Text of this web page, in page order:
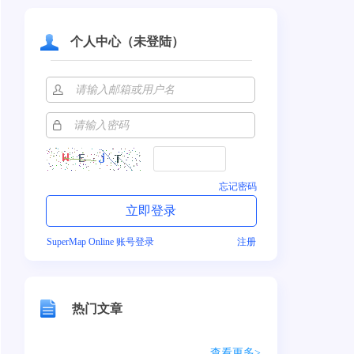
个人中心（未登陆）
忘记密码
SuperMap Online 账号登录 注册
热门文章